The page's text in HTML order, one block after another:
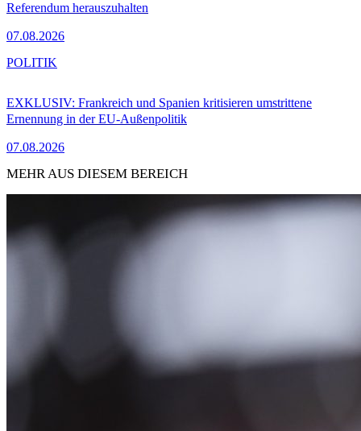
Referendum herauszuhalten
07.08.2026
EXKLUSIV: Frankreich und Spanien kritisieren umstrittene
Ernennung in der EU-Außenpolitik
07.08.2026
POLITIK
MEHR AUS DIESEM BEREICH